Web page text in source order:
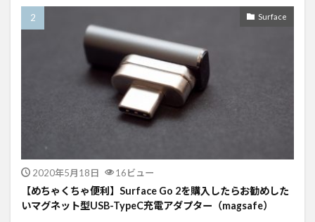
Surface
2020年5月18日 16ビュー
【めちゃくちゃ便利】Surface Go 2を購入したらお勧めした
いマグネット型USB-TypeC充電アダプター（magsafe）